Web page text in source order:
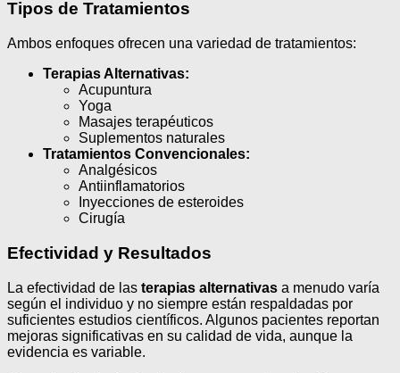
Tipos de Tratamientos
Ambos enfoques ofrecen una variedad de tratamientos:
Terapias Alternativas:
Acupuntura
Yoga
Masajes terapéuticos
Suplementos naturales
Tratamientos Convencionales:
Analgésicos
Antiinflamatorios
Inyecciones de esteroides
Cirugía
Efectividad y Resultados
La efectividad de las terapias alternativas a menudo varía
según el individuo y no siempre están respaldadas por
suficientes estudios científicos. Algunos pacientes reportan
mejoras significativas en su calidad de vida, aunque la
evidencia es variable.